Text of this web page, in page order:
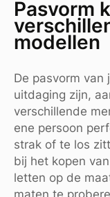
Pasvorm
modellen
De pasvorm van
uitdaging zijn,
verschillende
ene persoon
strak of te los
bij het kopen
letten op de
maten te